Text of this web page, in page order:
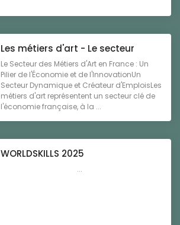
Les métiers d'art - Le secteur
Le Secteur des Métiers d'Art en France : Un
Pilier de l'Économie et de l'InnovationUn
Secteur Dynamique et Créateur d'EmploisLes
métiers d'art représentent un secteur clé de
l'économie française, à la ...
WORLDSKILLS 2025
...